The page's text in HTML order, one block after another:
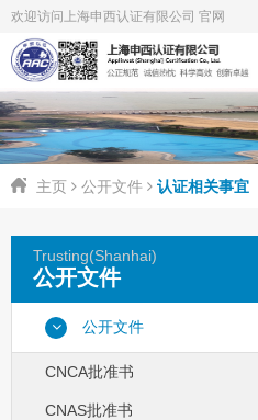
欢迎访问上海申西认证有限公司 官网
主页 公开文件 认证相关事宜
Trusting(Shanhai)
公开文件
公开文件
CNCA批准书
CNAS批准书